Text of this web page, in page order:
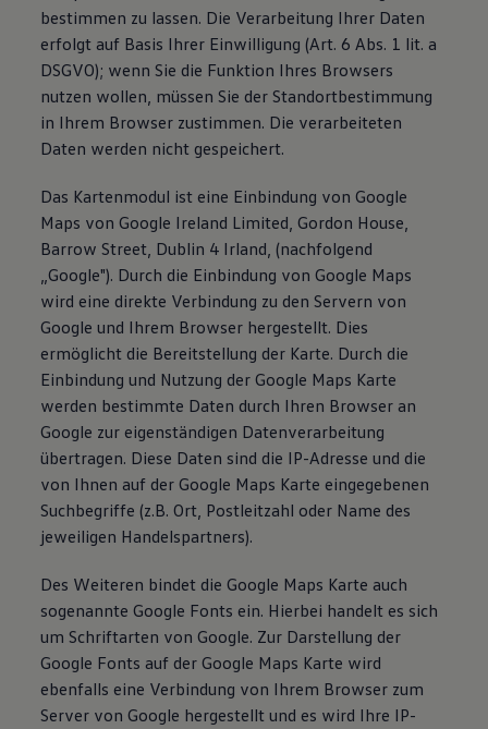
bestimmen zu lassen. Die Verarbeitung Ihrer Daten
erfolgt auf Basis Ihrer Einwilligung (Art. 6 Abs. 1 lit. a
DSGVO); wenn Sie die Funktion Ihres Browsers
nutzen wollen, müssen Sie der Standortbestimmung
in Ihrem Browser zustimmen. Die verarbeiteten
Daten werden nicht gespeichert.
Das Kartenmodul ist eine Einbindung von Google
Maps von Google Ireland Limited, Gordon House,
Barrow Street, Dublin 4 Irland, (nachfolgend
„Google"). Durch die Einbindung von Google Maps
wird eine direkte Verbindung zu den Servern von
Google und Ihrem Browser hergestellt. Dies
ermöglicht die Bereitstellung der Karte. Durch die
Einbindung und Nutzung der Google Maps Karte
werden bestimmte Daten durch Ihren Browser an
Google zur eigenständigen Datenverarbeitung
übertragen. Diese Daten sind die IP-Adresse und die
von Ihnen auf der Google Maps Karte eingegebenen
Suchbegriffe (z.B. Ort, Postleitzahl oder Name des
jeweiligen Handelspartners).
Des Weiteren bindet die Google Maps Karte auch
sogenannte Google Fonts ein. Hierbei handelt es sich
um Schriftarten von Google. Zur Darstellung der
Google Fonts auf der Google Maps Karte wird
ebenfalls eine Verbindung von Ihrem Browser zum
Server von Google hergestellt und es wird Ihre IP-